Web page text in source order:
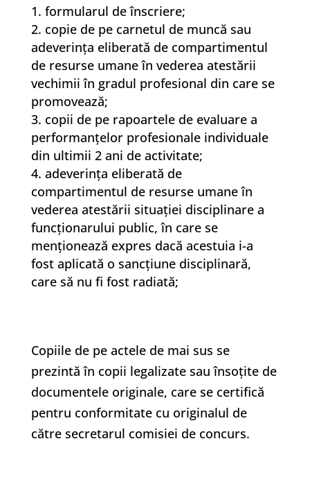
formularul de înscriere;
copie de pe carnetul de muncă sau
adeverinţa eliberată de compartimentul
de resurse umane în vederea atestării
vechimii în gradul profesional din care se
promovează;
copii de pe rapoartele de evaluare a
performanţelor profesionale individuale
din ultimii 2 ani de activitate;
adeverinţa eliberată de
compartimentul de resurse umane în
vederea atestării situaţiei disciplinare a
funcţionarului public, în care se
menţionează expres dacă acestuia i-a
fost aplicată o sancţiune disciplinară,
care să nu fi fost radiată;
Copiile de pe actele de mai sus se
prezintă în copii legalizate sau însoțite de
documentele originale, care se certifică
pentru conformitate cu originalul de
către secretarul comisiei de concurs.